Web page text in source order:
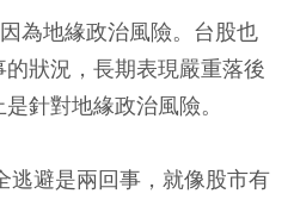
為地緣政治風險。台股也
狀況，長期表現嚴重落後
針對地緣政治風險。
逃避是兩回事，就像股市有